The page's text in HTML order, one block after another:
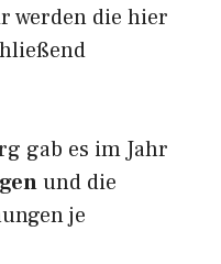
werden die hier
gab es im Jahr
und die
je